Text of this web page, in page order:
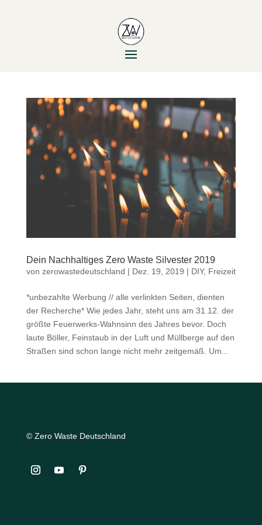
Dein Nachhaltiges Zero Waste Silvester 2019
von zerowastedeutschland | Dez. 19, 2019 | DIY, Freizeit
*unbezahlte Werbung // alle verlinkten Seiten, dienten
der Recherche* Wie jedes Jahr, steht uns am 31.12. der
größte Feuerwerks-Wahnsinn des Jahres bevor. Doch
laute Böller, Feinstaub in der Luft und Müllberge auf den
Straßen sind schon lange nicht mehr zeitgemäß. Um...
© Zero Waste Deutschland